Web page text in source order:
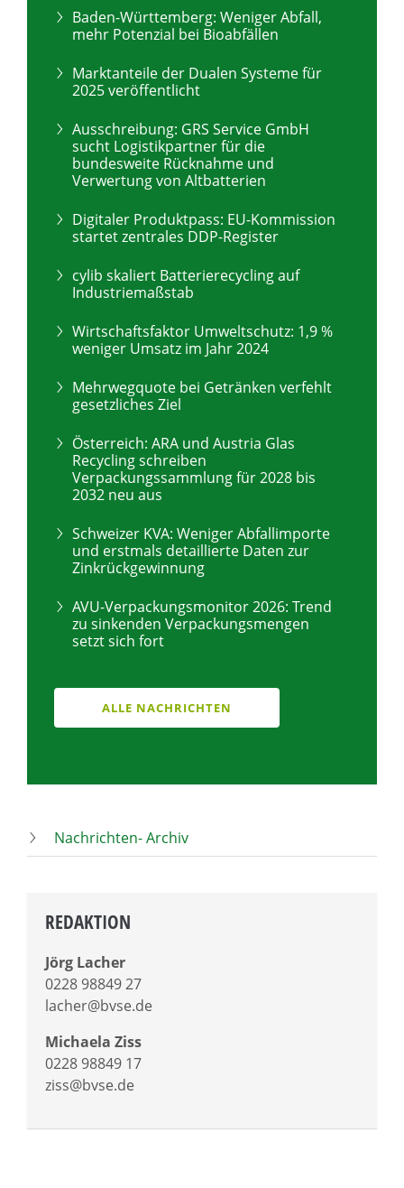
Baden-Württemberg: Weniger Abfall,
mehr Potenzial bei Bioabfällen
Marktanteile der Dualen Systeme für
2025 veröffentlicht
Ausschreibung: GRS Service GmbH
sucht Logistikpartner für die
bundesweite Rücknahme und
Verwertung von Altbatterien
Digitaler Produktpass: EU-Kommission
startet zentrales DDP-Register
cylib skaliert Batterierecycling auf
Industriemaßstab
Wirtschaftsfaktor Umweltschutz: 1,9 %
weniger Umsatz im Jahr 2024
Mehrwegquote bei Getränken verfehlt
gesetzliches Ziel
Österreich: ARA und Austria Glas
Recycling schreiben
Verpackungssammlung für 2028 bis
2032 neu aus
Schweizer KVA: Weniger Abfallimporte
und erstmals detaillierte Daten zur
Zinkrückgewinnung
AVU-Verpackungsmonitor 2026: Trend
zu sinkenden Verpackungsmengen
setzt sich fort
ALLE NACHRICHTEN
Nachrichten- Archiv
REDAKTION
Jörg Lacher
0228 98849 27
lacher@bvse.de
Michaela Ziss
0228 98849 17
ziss@bvse.de